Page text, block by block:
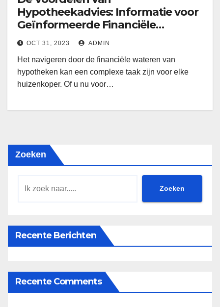
Hypotheekadvies: Informatie voor
Geïnformeerde Financiële
Beslissingen
OCT 31, 2023 ADMIN
Het navigeren door de financiële wateren van
hypotheken kan een complexe taak zijn voor elke
huizenkoper. Of u nu voor…
Zoeken
Zoeken
Recente Berichten
Recente Comments